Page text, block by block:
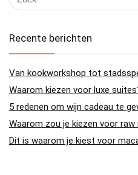
Recente berichten
Van kookworkshop tot
Waarom kiezen voor luxe
5 redenen om wijn cadeau te
Waarom zou je kiezen voor raw
Dit is waarom je kiest voor